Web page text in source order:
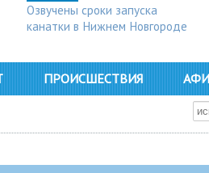
Озвучены сроки запуска
канатки в Нижнем Новгороде
ПРОИСШЕСТВИЯ